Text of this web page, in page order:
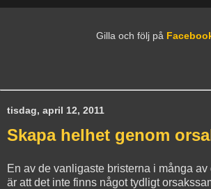
Gilla och följ på
tisdag, april 12, 2011
Skapa helhet genom
En av de vanligaste bristerna i många
är att det inte finns något tydligt